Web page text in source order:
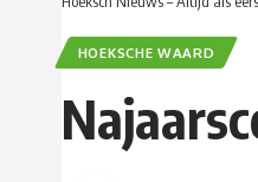
HOEKSCHE WAARD